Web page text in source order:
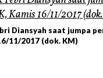
Diansyah saat jumpa
11/2017 (dok. KM)